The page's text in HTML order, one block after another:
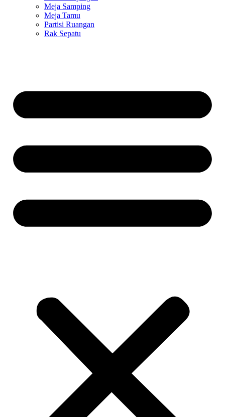
Meja Samping
Meja Tamu
Partisi Ruangan
Rak Sepatu